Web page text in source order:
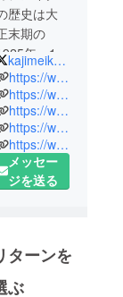
歴史は大
末期の
年、1年
うち半分
上を雨と
に生きる
山県高岡
で、雨を
く知る私
ちだから
必需品”の
提供を目指
て、番傘
kajimeiku_jp
https://www.ametohare.jp/
https://www.instagram.com/ametohare_jp/
https://www.facebook.com/ametohare/
https://www.facebook.com/kajimeiku
https://www.kajimeiku.co.jp/
メッセー
ジを送る
ターンを
ぶ